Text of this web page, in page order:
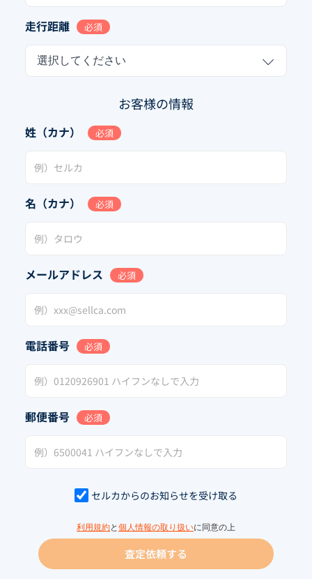
走行距離 必須
選択してください
お客様の情報
姓（カナ） 必須
名（カナ） 必須
メールアドレス 必須
電話番号 必須
郵便番号 必須
セルカからのお知らせを受け取る
利用規約と 個人情報の取り扱いに同意の上
査定依頼する